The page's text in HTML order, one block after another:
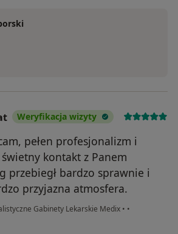
Weryfikacja wizyty
pełen profesjonalizm i
kontakt z Panem
przebiegł bardzo sprawnie i
przyjazna atmosfera.
Gabinety Lekarskie Medix • •
36 lat